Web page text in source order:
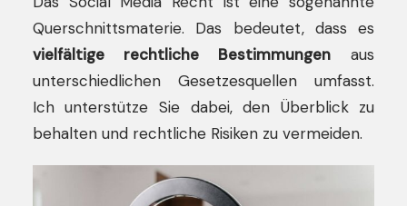
Querschnittsmaterie. Das bedeutet, dass es
vielfältige rechtliche Bestimmungen aus
unterschiedlichen Gesetzesquellen umfasst.
Ich unterstütze Sie dabei, den Überblick zu
behalten und rechtliche Risiken zu vermeiden.